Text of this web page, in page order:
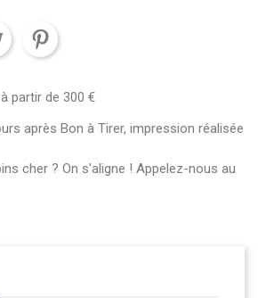
partir de 300 €
après Bon à Tirer, impression réalisée
cher ? On s'aligne ! Appelez-nous au